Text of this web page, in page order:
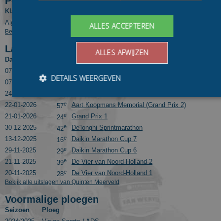
Klassement
Algemeen Klassement
Daikin Marathon Cup
Bekijk eindresultaten van Quinten Meerveld in voorgaande seizoenen
Laatste 10 uitslagen
Datum
07-03-2026
07-02-2026
10e
Daikin Marathon Cup 11
24-01-2026
22-01-2026
57e
Aart Koopmans Memorial (Grand Prix 2)
21-01-2026
24e
Grand Prix 1
30-12-2025
42e
De'longhi Sprintmarathon
13-12-2025
16e
Daikin Marathon Cup 7
29-11-2025
29e
Daikin Marathon Cup 6
21-11-2025
39e
De Vier van Noord-Holland 2
20-11-2025
28e De Vier van Noord-Holland 1
Bekijk alle uitslagen van Quinten Meerveld
Voormalige ploegen
Seizoen
Ploeg
ALLES ACCEPTEREN
ALLES AFWIJZEN
DETAILS WEERGEVEN
Bezoekersgegevens
Prestatiecookies worden gebruikt om te zien hoe bezoekers de
website gebruiken, bijv. analytische cookies. Deze cookies
kunnen niet worden gebruikt om een bepaalde bezoeker
direct te identificeren.
Naam
Aanbieder/
Domein
Vervaldatum
_ga